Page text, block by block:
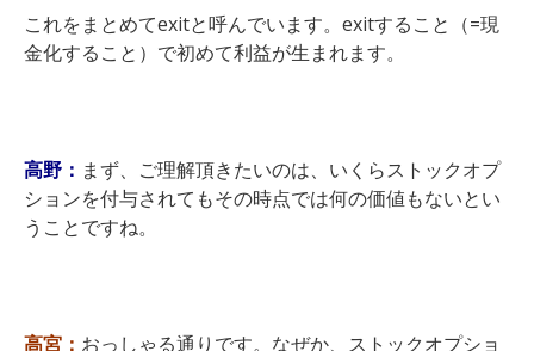
これをまとめてexitと呼んでいます。exitすること（=現
金化すること）で初めて利益が生まれます。
高野： まず、ご理解頂きたいのは、いくらストックオプ
ションを付与されてもその時点では何の価値もないとい
うことですね。
高宮： おっしゃる通りです。なぜか、ストックオプショ